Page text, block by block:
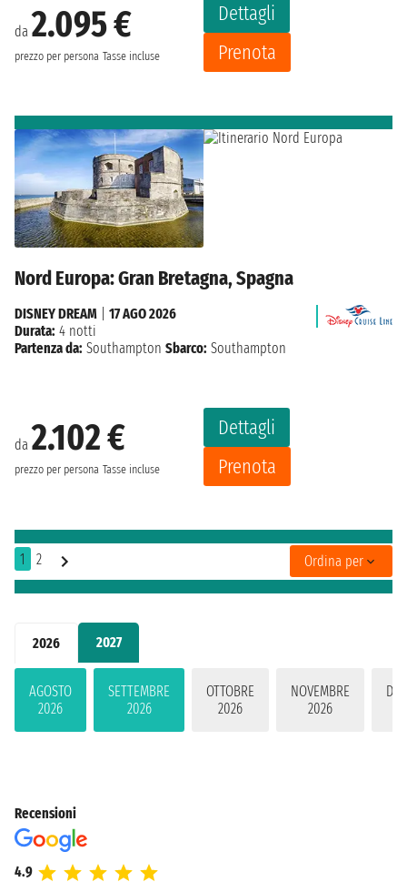
2026 2027
AGOSTO
2026
SETTEMBRE
2026
OTTOBRE
2026
NOVEMBRE
2026
da 2.095 €
prezzo per persona Tasse incluse
Dettagli
Prenota
Nord Europa: Gran Bretagna, Spagna
da 2.102 €
prezzo per persona Tasse incluse
Dettagli
Prenota
DISNEY DREAM
17 AGO 2026
Durata: 4 notti
Partenza da: Southampton Sbarco: Southampton
1 2 Ordina per
Recensioni
4.9